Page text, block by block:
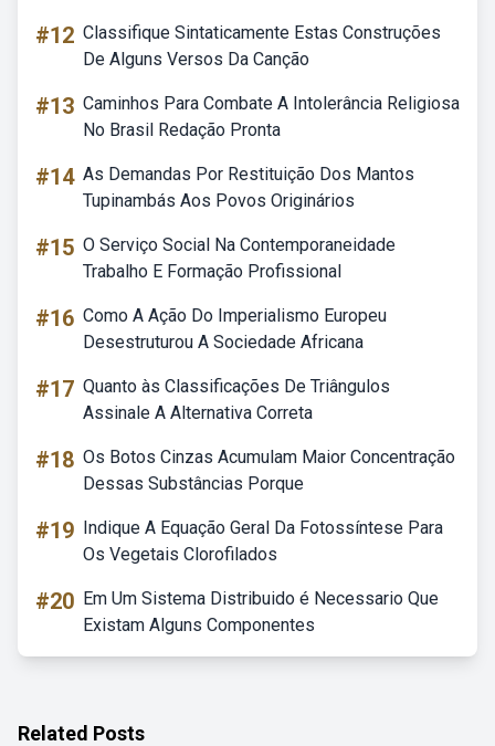
#12 Classifique Sintaticamente Estas Construções
De Alguns Versos Da Canção
#13 Caminhos Para Combate A Intolerância Religiosa
No Brasil Redação Pronta
#14 As Demandas Por Restituição Dos Mantos
Tupinambás Aos Povos Originários
#15 O Serviço Social Na Contemporaneidade
Trabalho E Formação Profissional
#16 Como A Ação Do Imperialismo Europeu
Desestruturou A Sociedade Africana
#17 Quanto às Classificações De Triângulos
Assinale A Alternativa Correta
#18 Os Botos Cinzas Acumulam Maior Concentração
Dessas Substâncias Porque
#19 Indique A Equação Geral Da Fotossíntese Para
Os Vegetais Clorofilados
#20 Em Um Sistema Distribuido é Necessario Que
Existam Alguns Componentes
Related Posts